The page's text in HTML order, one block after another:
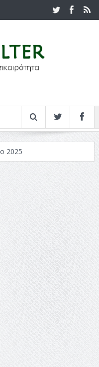
2025
ο Λάνθιμος
καλοκαιρινή
Κι Όλες Σε Αφορούν
την Επιχείρησή σου